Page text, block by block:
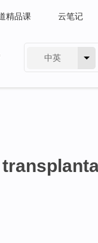
精品课 云笔记
中英